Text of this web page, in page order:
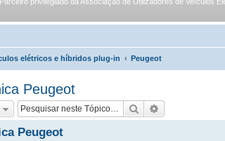
elétricos e híbridos plug-in Peugeot
Peugeot
Pesquisar
Peugeot